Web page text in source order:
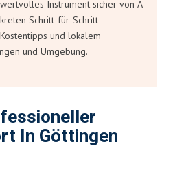
Instrument sicher von A
Schritt-für-Schritt-
und lokalem
und Umgebung.
In Göttingen